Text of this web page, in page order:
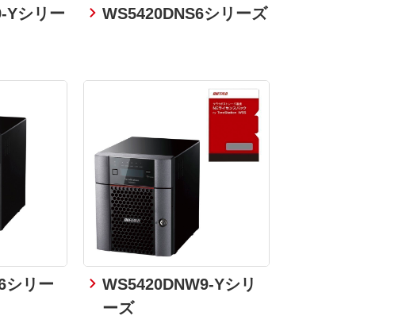
Yシリー
WS5420DNS6シリーズ
シリー
WS5420DNW9-Yシリ
ーズ